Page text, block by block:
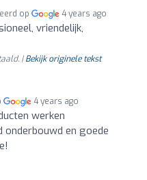
op 4 years ago
vriendelijk,
|Bekijk originele tekst
4 years ago
werken
onderbouwd en goede